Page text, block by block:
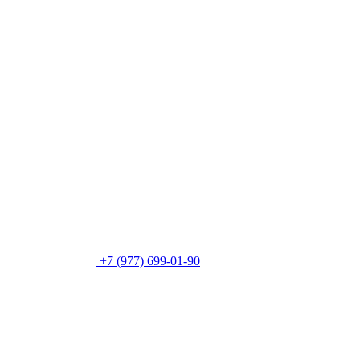
+7 (977) 699-01-90